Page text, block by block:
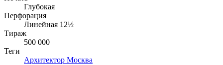
Глубокая
Перфорация
Линейная 12½
Тираж
500 000
Теги
Архитектор Москва